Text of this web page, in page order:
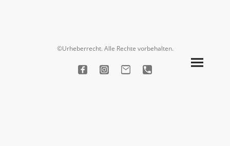
©Urheberrecht. Alle Rechte vorbehalten.